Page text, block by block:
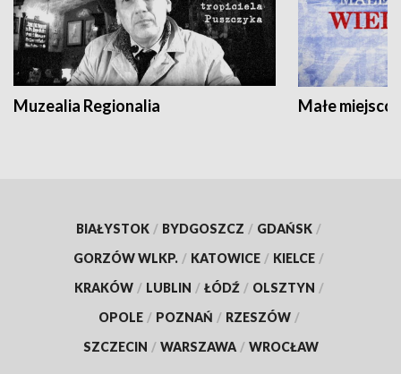
Muzealia Regionalia Małe
BIAŁYSTOK / BYDGOSZCZ / GDAŃSK /
GORZÓW WLKP. / KATOWICE / KIELCE /
KRAKÓW / LUBLIN / ŁÓDŹ / OLSZTYN /
OPOLE / POZNAŃ / RZESZÓW /
SZCZECIN / WARSZAWA / WROCŁAW